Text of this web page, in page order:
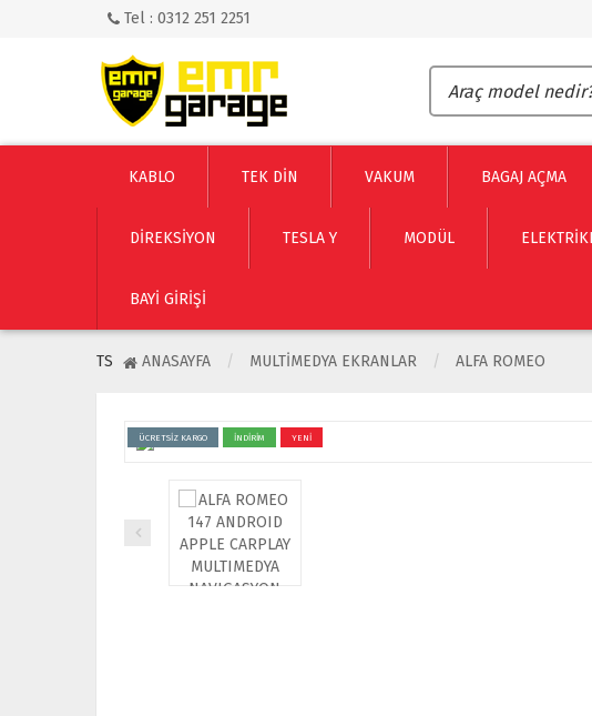
Tel : 0312 251 2251
KABLO TEK DİN VAKUM BAGAJ AÇMA
DİREKSİYON TESLA Y MODÜL
BAYI GIRIŞI
TS ANASAYFA MULTIMEDYA EKRANLAR ALFA ROMEO
ÜCRETSİZ KARGO İNDİRİM YENİ